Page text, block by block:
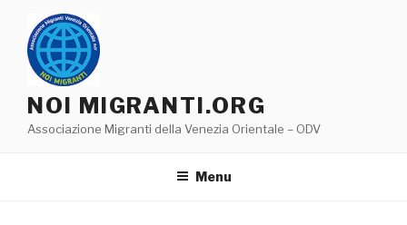
contenuto
NOI MIGRANTI.ORG
Associazione Migranti della Venezia Orientale – ODV
Menu